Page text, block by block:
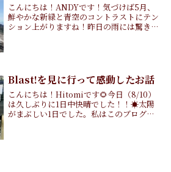
こんにちは！ANDYです！気づけば5月、
鮮やかな新緑と青空のコントラストにテン
ション上がりますね！昨日の雨には驚きま
Blast!を見に行って感動したお話
こんにちは！Hitomiです🌻今日（8/10）
は久しぶりに1日中快晴でした！！☀️太陽
がまぶしい1日でした。私はこのブログで